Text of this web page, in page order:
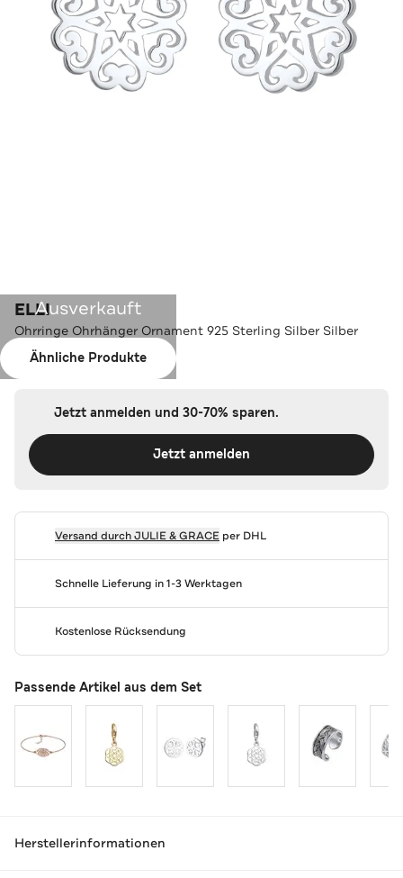
Ausverkauft
Ähnliche Produkte
ELLI
Ohrringe Ohrhänger Ornament 925 Sterling Silber Silber
Farbe:Silber
Jetzt anmelden und 30-70% sparen.
Jetzt anmelden
Versand durchJULIE & GRACEper DHL
Schnelle Lieferung in 1-3 Werktagen
Kostenlose Rücksendung
Passende Artikel aus dem Set
Herstellerinformationen